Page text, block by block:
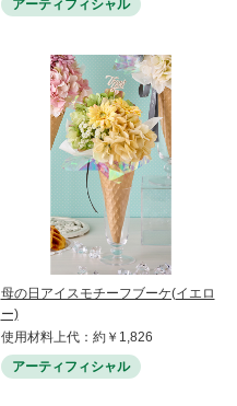
アーティフィシャル
母の日アイスモチーフブーケ(イエロ
ー)
使用材料上代：約￥1,826
アーティフィシャル